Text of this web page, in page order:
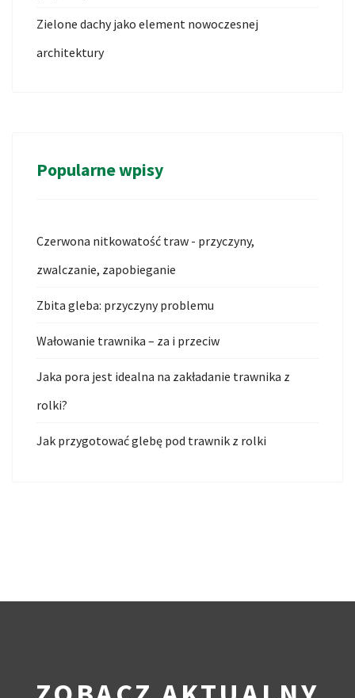
Zielone dachy jako element nowoczesnej
architektury
Popularne wpisy
Czerwona nitkowatość traw - przyczyny,
zwalczanie, zapobieganie
Zbita gleba: przyczyny problemu
Wałowanie trawnika – za i przeciw
Jaka pora jest idealna na zakładanie trawnika z
rolki?
Jak przygotować glebę pod trawnik z rolki